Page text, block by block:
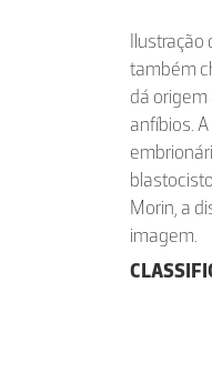
Ilustração
também
dá origem
anfíbios.
Morin, a
imagem.